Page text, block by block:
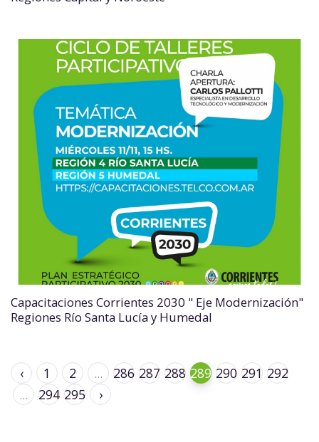
Capacitaciones Corrientes 2030 " Eje Modernización"
Regiones Río Santa Lucía y Humedal
‹ 1 2 ... 286 287 288 289 290 291 292
...
294 295 ›